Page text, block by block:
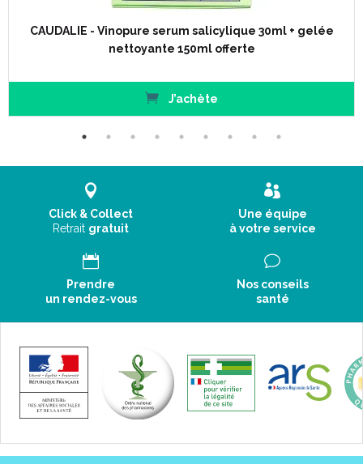
CAUDALIE - Vinopure serum salicylique 30ml + gelée
nettoyante 150ml offerte
J’achète
Click & Collect
Retrait gratuit
Une équipe
à votre service
Prendre
un rendez-vous
Nos conseils
santé